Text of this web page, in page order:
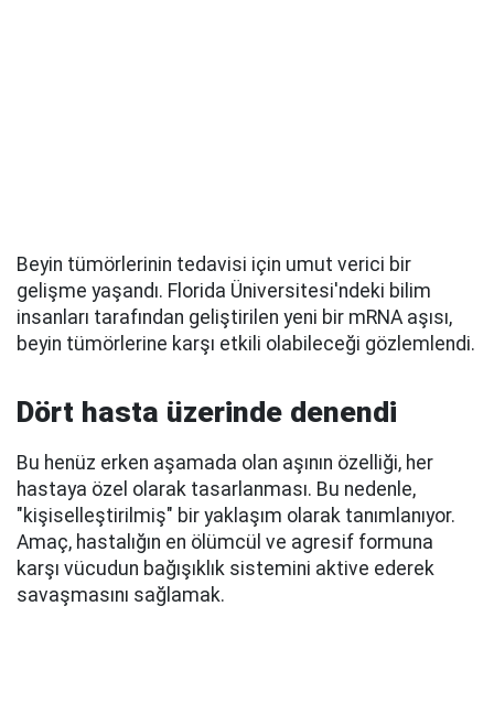
Beyin tümörlerinin tedavisi için umut verici bir
gelişme yaşandı. Florida Üniversitesi'ndeki bilim
insanları tarafından geliştirilen yeni bir mRNA aşısı,
beyin tümörlerine karşı etkili olabileceği gözlemlendi.
Dört hasta üzerinde denendi
Bu henüz erken aşamada olan aşının özelliği, her
hastaya özel olarak tasarlanması. Bu nedenle,
"kişiselleştirilmiş" bir yaklaşım olarak tanımlanıyor.
Amaç, hastalığın en ölümcül ve agresif formuna
karşı vücudun bağışıklık sistemini aktive ederek
savaşmasını sağlamak.